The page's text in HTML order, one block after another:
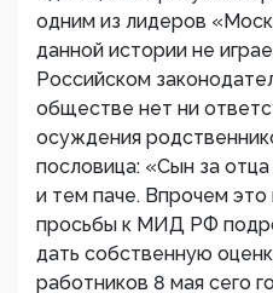
одним из лидеров
данной истории не
Российском
обществе нет ни
осуждения
пословица: «Сын за
и тем паче. Впрочем
просьбы к МИД РФ
дать собственную
работников 8 мая сего